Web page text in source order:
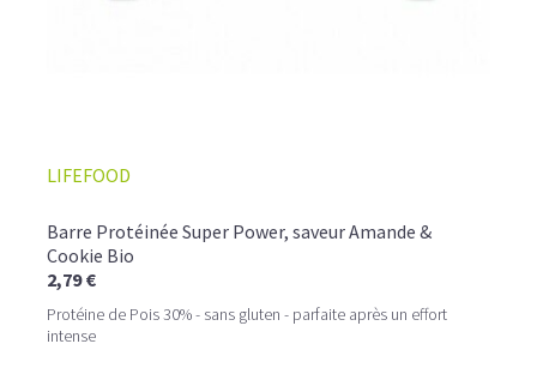
LIFEFOOD
Barre Protéinée Super Power, saveur Amande &
Cookie Bio
2,79 €
Protéine de Pois 30% - sans gluten - parfaite après un effort
intense